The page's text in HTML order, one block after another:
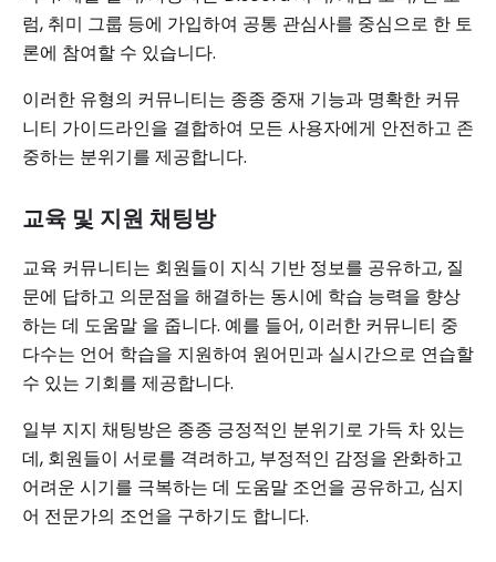
럼, 취미 그룹 등에 가입하여 공통 관심사를 중심으로 한 토
론에 참여할 수 있습니다.
이러한 유형의 커뮤니티는 종종 중재 기능과 명확한 커뮤
니티 가이드라인을 결합하여 모든 사용자에게 안전하고 존
중하는 분위기를 제공합니다.
교육 및 지원 채팅방
교육 커뮤니티는 회원들이 지식 기반 정보를 공유하고, 질
문에 답하고 의문점을 해결하는 동시에 학습 능력을 향상
하는 데 도움말 을 줍니다. 예를 들어, 이러한 커뮤니티 중
다수는 언어 학습을 지원하여 원어민과 실시간으로 연습할
수 있는 기회를 제공합니다.
일부 지지 채팅방은 종종 긍정적인 분위기로 가득 차 있는
데, 회원들이 서로를 격려하고, 부정적인 감정을 완화하고
어려운 시기를 극복하는 데 도움말 조언을 공유하고, 심지
어 전문가의 조언을 구하기도 합니다.